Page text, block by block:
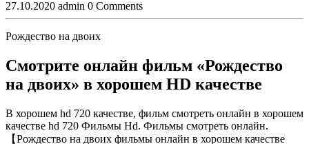
27.10.2020 admin 0 Comments
Рождество на двоих
Смотрите онлайн фильм «Рождество
на двоих» в хорошем HD качестве
В хорошем hd 720 качестве, фильм смотреть онлайн в хорошем
качестве hd 720 Фильмы Hd. Фильмы смотреть онлайн.
【Рождество на двоих фильмы онлайн в хорошем качестве